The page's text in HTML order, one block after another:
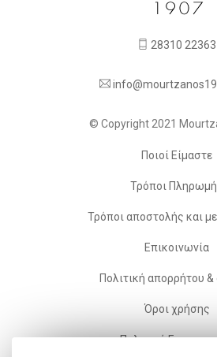
28310 22363
© Copyright 2021
Ποιοί Είμαστε
Τρόποι
Τρόποι αποστολής και
Επικοινωνία
Πολιτική απορρήτου
Όροι χρήσης
Πολιτική